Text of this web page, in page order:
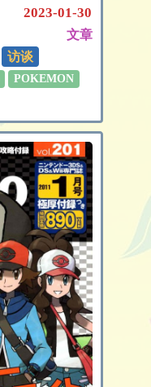
2023-01-30
文章
访谈
POKEMON